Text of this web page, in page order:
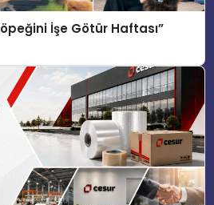
İşe Götür Haftası”